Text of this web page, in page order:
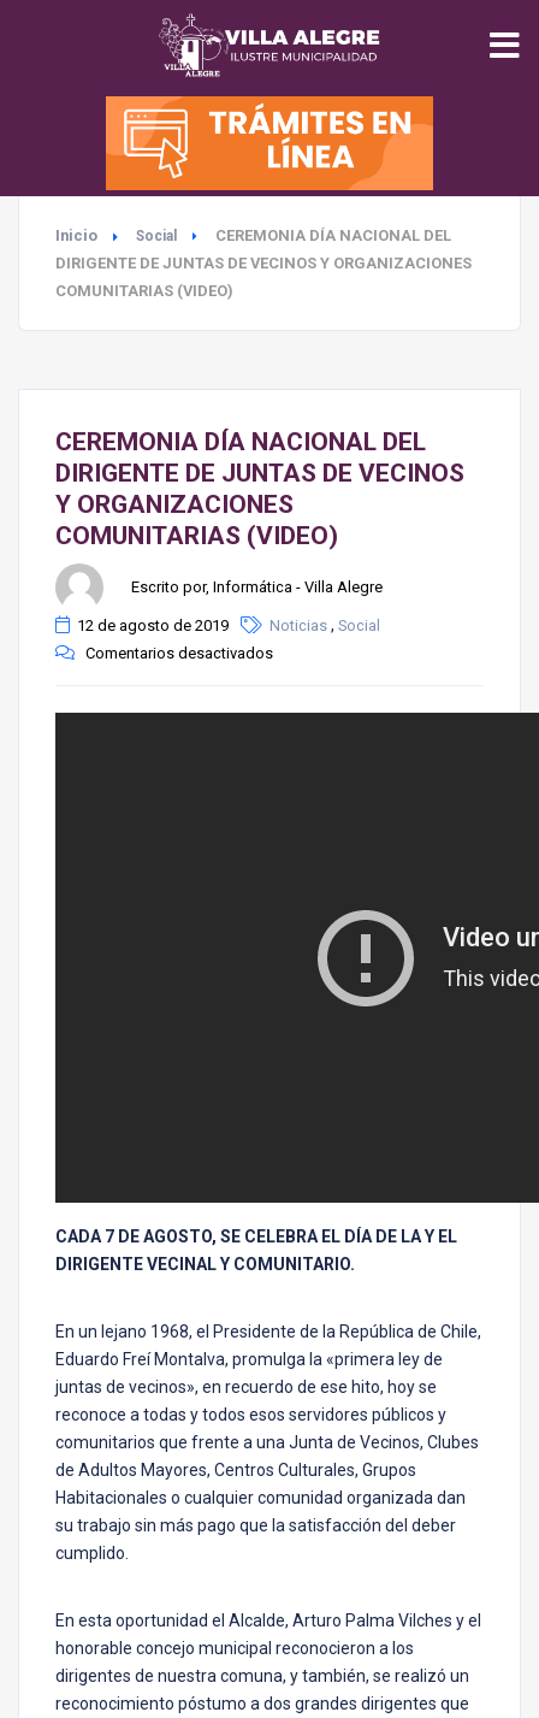
INICIO
MUNICIPALIDAD
SEGURIDAD
SALUD
TURISMO
Inicio Social
CEREMONIA DÍA NACIONAL DEL
DIRIGENTE DE JUNTAS DE VECINOS Y ORGANIZACIONES
COMUNITARIAS (VIDEO)
CEREMONIA DÍA NACIONAL DEL
DIRIGENTE DE JUNTAS DE VECINOS
Y ORGANIZACIONES
COMUNITARIAS (VIDEO)
Escrito por, Informática - Villa Alegre
12 de agosto de 2019 Noticias , Social
Comentarios desactivados
CADA 7 DE AGOSTO, SE CELEBRA EL DÍA DE LA Y EL
DIRIGENTE VECINAL Y COMUNITARIO.
En un lejano 1968, el Presidente de la República de Chile,
Eduardo Freí Montalva, promulga la «primera ley de
juntas de vecinos», en recuerdo de ese hito, hoy se
reconoce a todas y todos esos servidores públicos y
comunitarios que frente a una Junta de Vecinos, Clubes
de Adultos Mayores, Centros Culturales, Grupos
Habitacionales o cualquier comunidad organizada dan
su trabajo sin más pago que la satisfacción del deber
cumplido.
En esta oportunidad el Alcalde, Arturo Palma Vilches y el
honorable concejo municipal reconocieron a los
dirigentes de nuestra comuna, y también, se realizó un
reconocimiento póstumo a dos grandes dirigentes que